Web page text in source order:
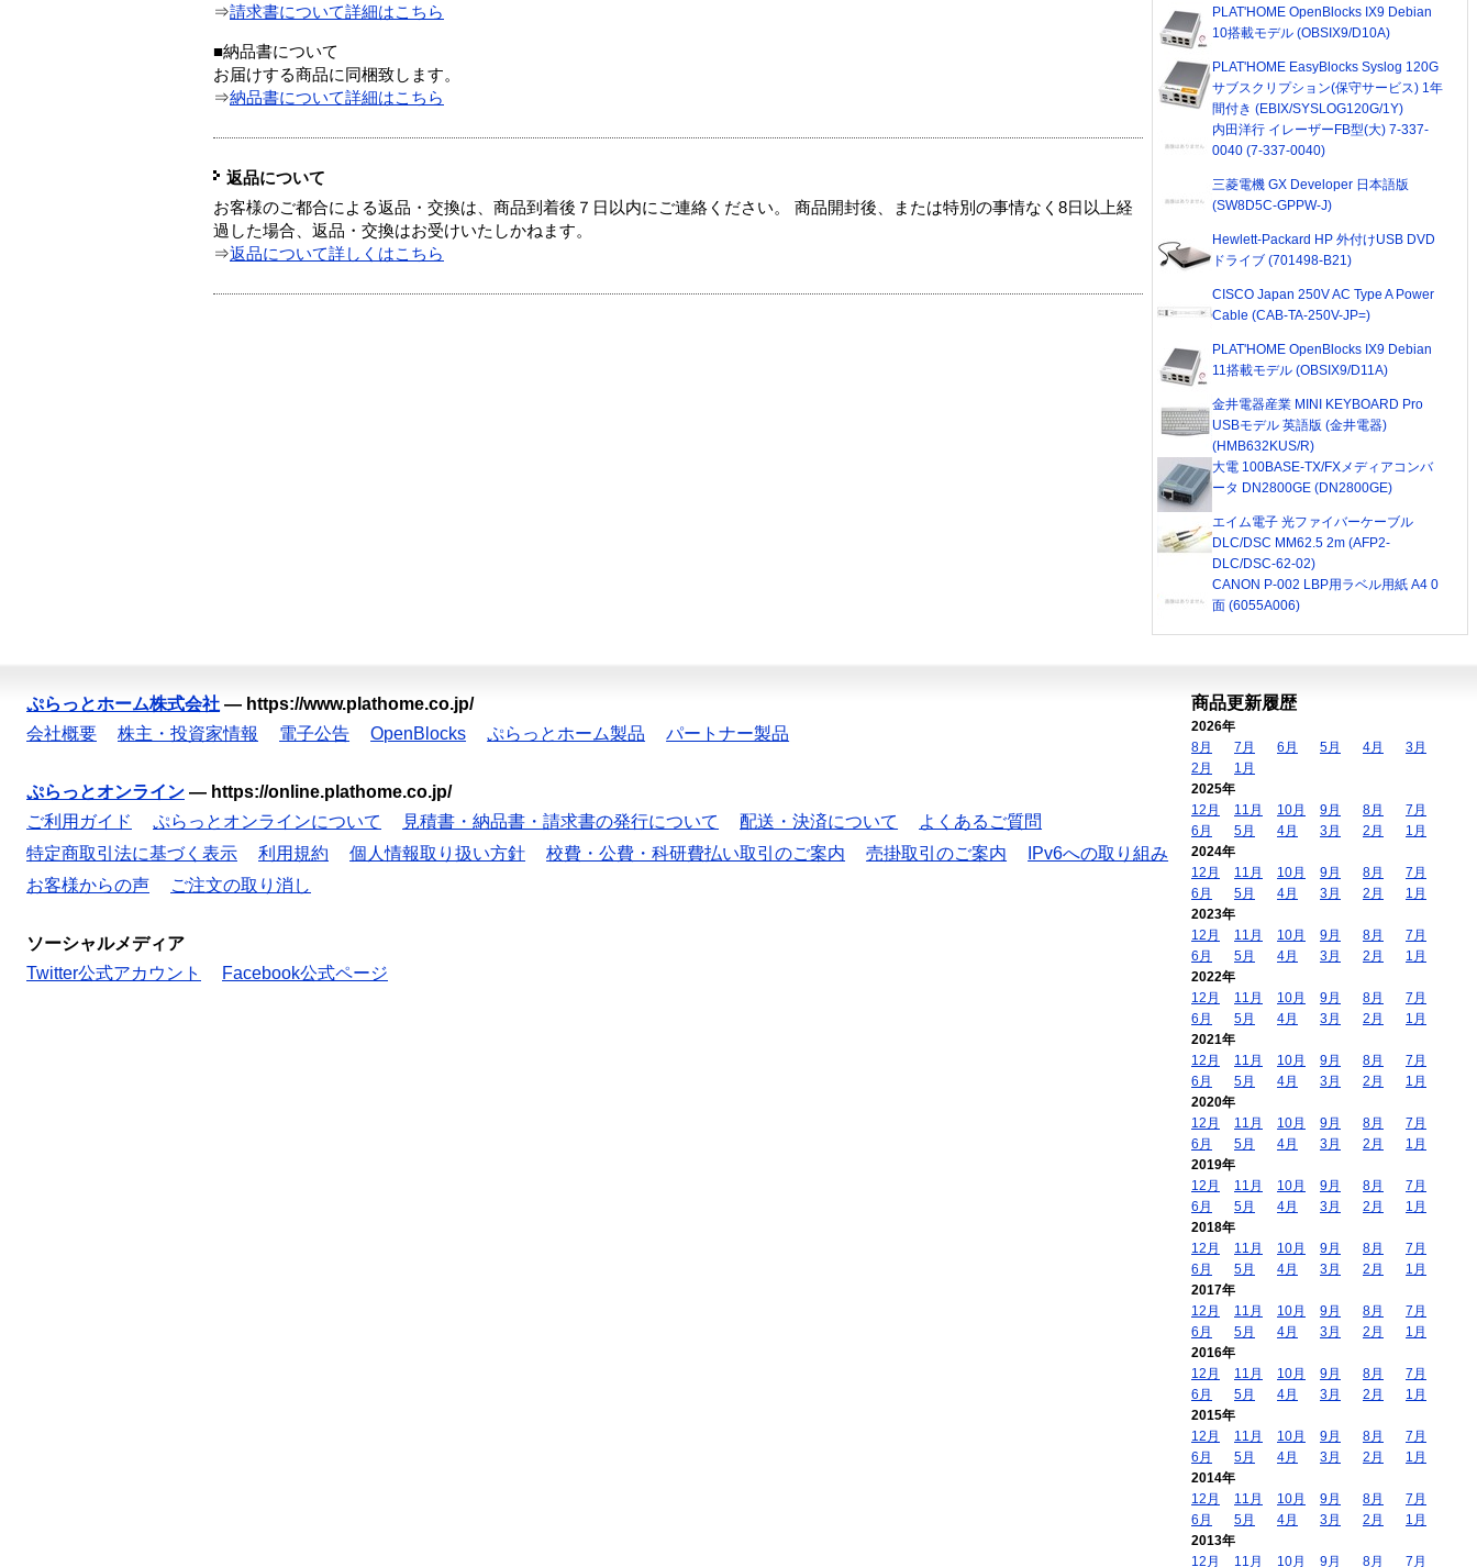
⇒請求書について詳細はこちら
■納品書について
お届けする商品に同梱致します。
⇒納品書について詳細はこちら
返品について
お客様のご都合による返品・交換は、商品到着後７日以内にご連絡ください。 商品開封後、または特別の事情なく8日以上経
過した場合、返品・交換はお受けいたしかねます。
⇒返品について詳しくはこちら
PLAT'HOME OpenBlocks IX9 Debian
10搭載モデル (OBSIX9/D10A)
PLAT'HOME EasyBlocks Syslog 120G
サブスクリプション(保守サービス) 1年
間付き (EBIX/SYSLOG120G/1Y)
内田洋行 イレーザーFB型(大) 7-337-
0040 (7-337-0040)
三菱電機 GX Developer 日本語版
(SW8D5C-GPPW-J)
Hewlett-Packard HP 外付けUSB DVD
ドライブ (701498-B21)
CISCO Japan 250V AC Type A Power
Cable (CAB-TA-250V-JP=)
PLAT'HOME OpenBlocks IX9 Debian
11搭載モデル (OBSIX9/D11A)
金井電器産業 MINI KEYBOARD Pro
USBモデル 英語版 (金井電器)
(HMB632KUS/R)
大電 100BASE-TX/FXメディアコンバ
ータ DN2800GE (DN2800GE)
エイム電子 光ファイバーケーブル
DLC/DSC MM62.5 2m (AFP2-
DLC/DSC-62-02)
CANON P-002 LBP用ラベル用紙 A4 0
面 (6055A006)
ぷらっとホーム株式会社 — https://www.plathome.co.jp/
会社概要
株主・投資家情報 電子公告 OpenBlocks ぷらっとホーム製品 パートナー製品
ぷらっとオンライン — https://online.plathome.co.jp/
ご利用ガイド
ぷらっとオンラインについて 見積書・納品書・請求書の発行について 配送・決済について
よくあるご質問
特定商取引法に基づく表示
利用規約 個人情報取り扱い方針 校費・公費・科研費払い取引のご案内 売掛取引のご案内
IPv6への取り組み
お客様からの声
ご注文の取り消し
ソーシャルメディア
Twitter公式アカウント
Facebook公式ページ
商品更新履歴
2026年
8月
7月 6月 5月 4月
3月
2月
1月
2025年
12月
11月 10月 9月 8月
7月
6月
5月 4月 3月 2月
1月
2024年
12月
11月 10月 9月 8月
7月
6月
5月 4月 3月 2月
1月
2023年
12月
11月 10月 9月 8月
7月
6月
5月 4月 3月 2月
1月
2022年
12月
11月 10月 9月 8月
7月
6月
5月 4月 3月 2月
1月
2021年
12月
11月 10月 9月 8月
7月
6月
5月 4月 3月 2月
1月
2020年
12月
11月 10月 9月 8月
7月
6月
5月 4月 3月 2月
1月
2019年
12月
11月 10月 9月 8月
7月
6月
5月 4月 3月 2月
1月
2018年
12月
11月 10月 9月 8月
7月
6月
5月 4月 3月 2月
1月
2017年
12月
11月 10月 9月 8月
7月
6月
5月 4月 3月 2月
1月
2016年
12月
11月 10月 9月 8月
7月
6月
5月 4月 3月 2月
1月
2015年
12月
11月 10月 9月 8月
7月
6月
5月 4月 3月 2月
1月
2014年
12月
11月 10月 9月 8月
7月
6月
5月 4月 3月 2月
1月
2013年
12月
11月 10月 9月 8月 7月